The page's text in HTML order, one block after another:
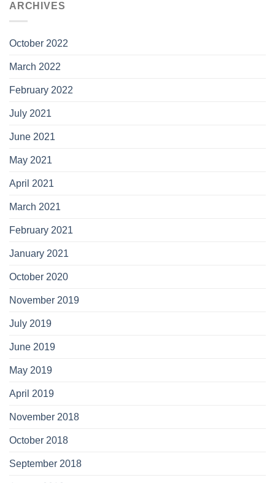
ARCHIVES
October 2022
March 2022
February 2022
July 2021
June 2021
May 2021
April 2021
March 2021
February 2021
January 2021
October 2020
November 2019
July 2019
June 2019
May 2019
April 2019
November 2018
October 2018
September 2018